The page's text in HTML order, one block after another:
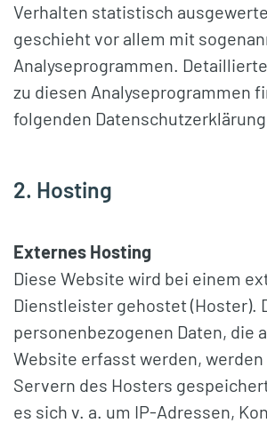
Verhalten statistisch
geschieht vor allem mit
Analyseprogrammen.
zu diesen Analyseprogrammen
folgenden
2. Hosting
Externes Hosting
Diese Website wird bei einem
Dienstleister gehostet (Hoster).
personenbezogenen Daten, die
Website erfasst werden, werden
Servern des Hosters
es sich v. a. um IP-Adressen,